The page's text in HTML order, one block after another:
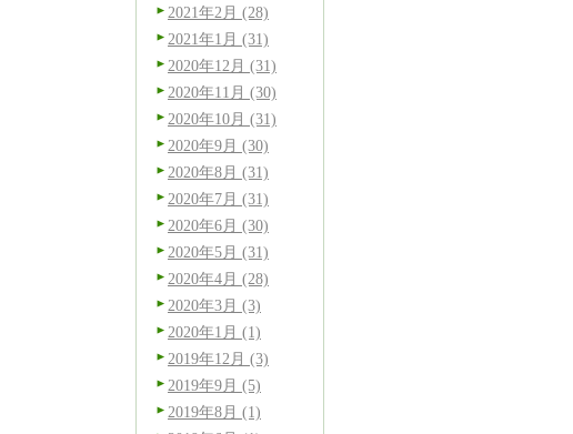
2021年2月 (28)
2021年1月 (31)
2020年12月 (31)
2020年11月 (30)
2020年10月 (31)
2020年9月 (30)
2020年8月 (31)
2020年7月 (31)
2020年6月 (30)
2020年5月 (31)
2020年4月 (28)
2020年3月 (3)
2020年1月 (1)
2019年12月 (3)
2019年9月 (5)
2019年8月 (1)